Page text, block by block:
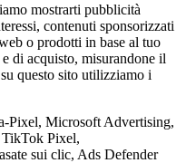
mostrarti pubblicità
contenuti sponsorizzati
o prodotti in base al tuo
di acquisto, misurandone il
questo sito utilizziamo i
Pixel, Microsoft Advertising,
Pixel,
sui clic, Ads Defender